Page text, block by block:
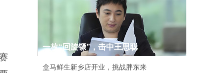
一枚“回旋镖”，击中王思聪
盒马鲜生新乡店开业，挑战胖东来